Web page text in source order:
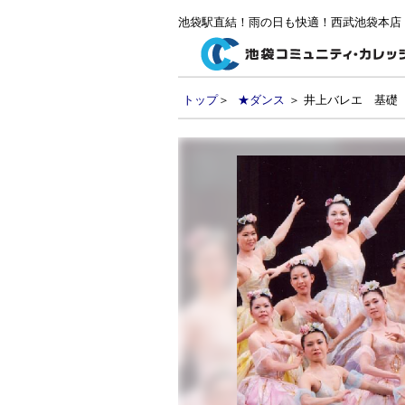
池袋駅直結！雨の日も快適！西武池袋本店
トップ＞ ★ダンス ＞ 井上バレエ 基礎